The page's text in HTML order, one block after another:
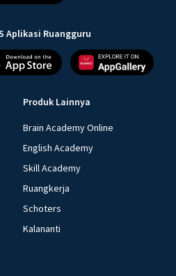
Aplikasi Ruangguru
Produk Lainnya
Brain Academy Online
English Academy
Skill Academy
Ruangkerja
Schoters
Kalananti